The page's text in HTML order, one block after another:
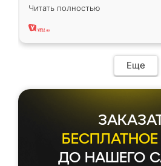
вполне довольна. Служит
два года, нареканий нет.
Читать полностью
Еще
БЕСПЛАТНОЕ
ДО НАШЕГО